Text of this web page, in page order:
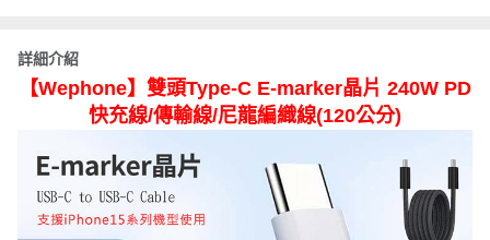
詳細介紹
【Wephone】雙頭Type-C E-marker晶片 240W PD
快充線/傳輸線/尼龍編織線(120公分)